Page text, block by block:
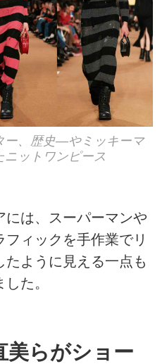
ー、歴史―やミッキーマ
ニットワンピース
には、スーパーマンや
フィックを手作業でリ
ように見える一点も
た。
美らがショー